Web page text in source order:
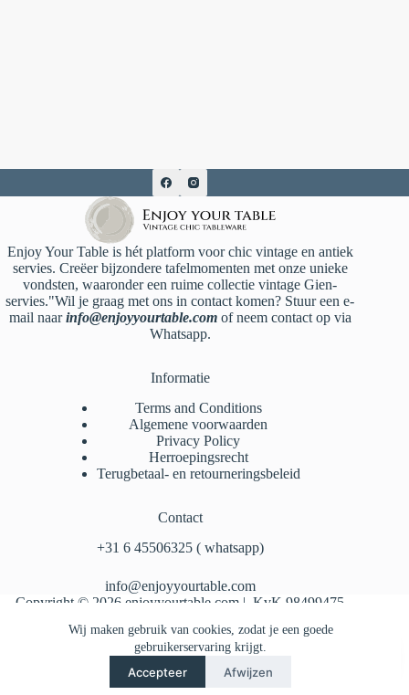
Wij maken gebruik van cookies, zodat je een goede
gebruikerservaring krijgt.
Accepteer Afwijzen
Enjoy Your Table is hét platform voor chic vintage en antiek
servies. Creëer bijzondere tafelmomenten met onze unieke
vondsten, waaronder een ruime collectie vintage Gien-
servies."Wil je graag met ons in contact komen? Stuur een e-
mail naarinfo@enjoyyourtable.comof neem contact op via
Whatsapp.
Informatie
Terms and Conditions
Algemene voorwaarden
Privacy Policy
Herroepingsrecht
Terugbetaal- en retourneringsbeleid
Contact
‪+31 6 45506325‬ ( whatsapp)
info@enjoyyourtable.com
Copyright © 2026 enjoyyourtable.com | KvK 98499475